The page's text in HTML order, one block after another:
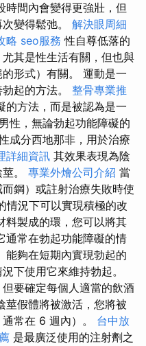
時間內會變得更強壯，但
變得鬆弛。 解決眼周細
略 seo服務 性自尊低落的
其是性生活有關，但也與
形式）有關。 運動是一
起的方法。 整骨專業推
的方法，而是被認為是一
性，無論勃起功能障礙的
成分西地那非，用於治療
詳細資訊 其效果表現為陰
。 專業外燴公司介紹 當
鋼）或註射治療失敗時使
況下可以實現積極的改
料製成的環，您可以將其
通常在勃起功能障礙的情
能夠在短期內實現勃起的
下使用它來維持勃起。
要確定每個人適當的飲酒
莖假體將被激活，您將被
常在 6 週內）。 台中放
是最廣泛使用的注射劑之